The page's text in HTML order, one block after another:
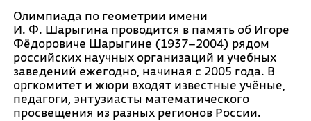
Олимпиада по геометрии имени
И. Ф. Шарыгина проводится в память об Игоре
Фёдоровиче Шарыгине (1937–2004) рядом
российских научных организаций и учебных
заведений ежегодно, начиная с 2005 года. В
оргкомитет и жюри входят известные учёные,
педагоги, энтузиасты математического
просвещения из разных регионов России.